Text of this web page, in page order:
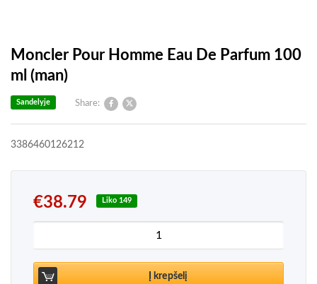
Moncler Pour Homme Eau De Parfum 100
ml (man)
Share:
Sandelyje
3386460126212
€38.79 Liko 149
produkto kiekis: Moncler Pour Homme Eau De
Į krepšelį